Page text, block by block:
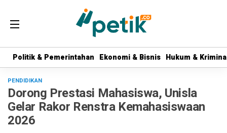
Politik & Pemerintahan Ekonomi & Bisnis Hukum &
Politik & Pemerintahan Ekonomi & Bisnis Hukum &
PENDIDIKAN
Dorong Prestasi Mahasiswa, Unisla
Gelar Rakor Renstra Kemahasiswaan
2026